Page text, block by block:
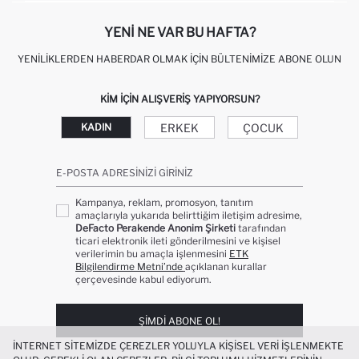
YENI NE VAR BU HAFTA?
YENILIKLERDEN HABERDAR OLMAK İÇIN BÜLTENIMIZE ABONE OLUN
KIM IÇIN ALIŞVERIŞ YAPIYORSUN?
KADIN ERKEK ÇOCUK
E-POSTA ADRESINIZI GIRINIZ
Kampanya, reklam, promosyon, tanıtım
amaçlarıyla yukarıda belirttiğim iletişim adresime,
DeFacto Perakende Anonim Şirketi tarafından
ticari elektronik ileti gönderilmesini ve kişisel
verilerimin bu amaçla işlenmesini ETK
Bilgilendirme Metni’nde açıklanan kurallar
çerçevesinde kabul ediyorum.
ŞIMDI ABONE OL!
İNTERNET SITEMIZDE ÇEREZLER YOLUYLA KIŞISEL VERI IŞLENMEKTE